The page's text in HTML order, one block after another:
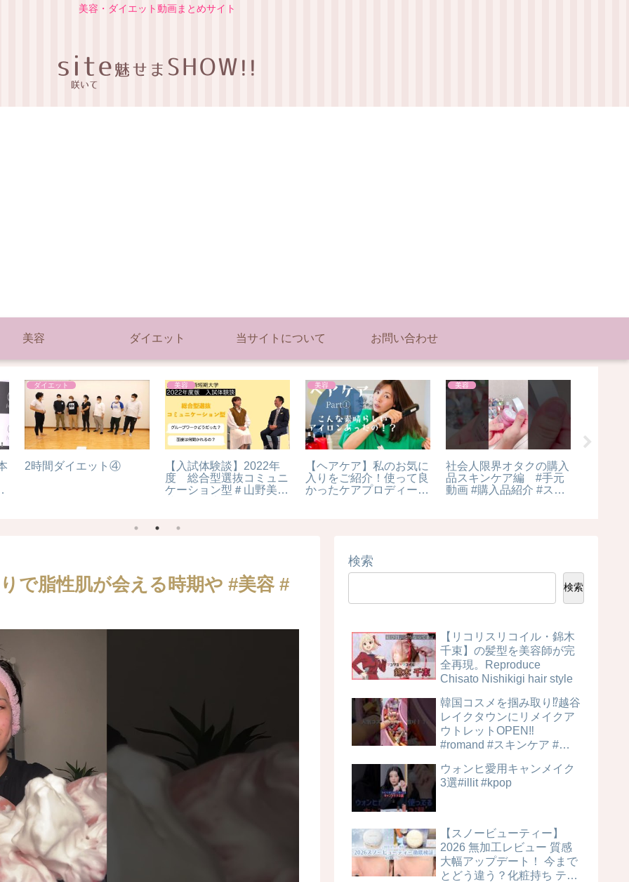
美容・ダイエット動画まとめサイト
美容 ダイエット 当サイトについて お問い合わせ
ダイエット
2時間ダイエット④
美容
【入試体験談】2022年
度 総合型選抜コミュニ
ケーション型＃山野美容
美容
【ヘアケア】私のお気に
入りをご紹介！使って良
かったケアプロディープ
美容
社会人限界オタクの購入
品スキンケア編 #手元
動画 #購入品紹介 #スキ
で脂性肌が会える時期や #美容 #
検索
検索
【リコリスリコイル・錦木
千束】の髪型を美容師が完
全再現。Reproduce
Chisato Nishikigi hair style
韓国コスメを掴み取り⁉︎越谷
レイクタウンにリメイクア
ウトレットOPEN‼️
#romand #スキンケア #美
ウォンヒ愛用キャンメイク
3選#illit #kpop
【スノービューティー】
2026 無加工レビュー 質感
大幅アップデート！ 今まで
とどう違う？化粧持ち テカ